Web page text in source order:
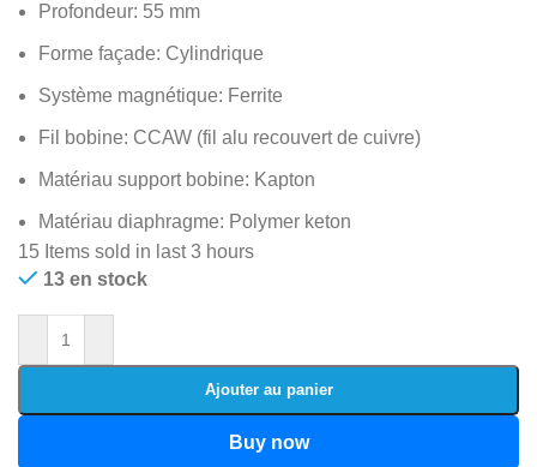
Profondeur: 55 mm
Forme façade: Cylindrique
Système magnétique: Ferrite
Fil bobine: CCAW (fil alu recouvert de cuivre)
Matériau support bobine: Kapton
Matériau diaphragme: Polymer keton
15 Items sold in last 3 hours
13 en stock
Ajouter au panier
Buy now